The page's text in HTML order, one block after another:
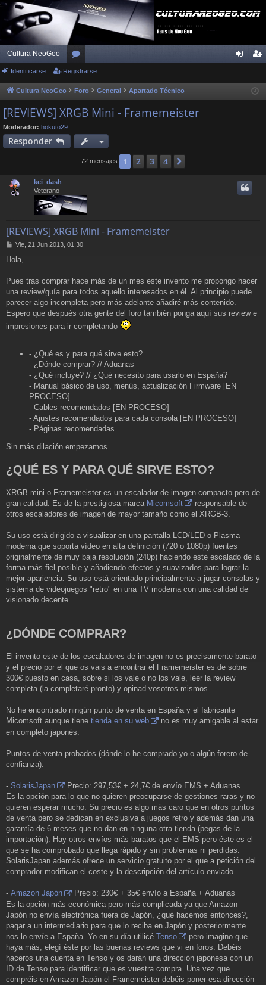
Cultura NeoGeo
or
os ist
Identificarse Registrarse
Cultura NeoGeo Foro General Apartado Técnico
[REVIEWS] XRGB Mini - Framemeister
Moderador: hokuto29
Responder
72 mensajes 1 2 3 4
kei_dash
Veterano
[REVIEWS] XRGB Mini - Framemeister
M
n
a
Vie, 21 Jun 2013, 01:30
Hola,
Pues tras comprar hace más de un mes este invento me propongo hacer
una review/guía para todos aquello interesados en él. Al principio puede
parecer algo incompleta pero más adelante añadiré más contenido.
Espero que después otra gente del foro también ponga aquí sus review e
impresiones para ir completando
- ¿Qué es y para qué sirve esto?
- ¿Dónde comprar? // Aduanas
- ¿Qué incluye? // ¿Qué necesito para usarlo en España?
- Manual básico de uso, menús, actualización Firmware [EN
PROCESO]
- Cables recomendados [EN PROCESO]
- Ajustes recomendados para cada consola [EN PROCESO]
- Páginas recomendadas
Sin más dilación empezamos...
¿QUÉ ES Y PARA QUÉ SIRVE ESTO?
XRGB mini o Framemeister es un escalador de imagen compacto pero de
gran calidad. Es de la prestigiosa marca Micomsoft
responsable de
otros escaladores de imagen de mayor tamaño como el XRGB-3.
Su uso está dirigido a visualizar en una pantalla LCD/LED o Plasma
moderna que soporta vídeo en alta definición (720 o 1080p) fuentes
originalmente de muy baja resolución (240p) haciendo este escalado de la
forma más fiel posible y añadiendo efectos y suavizados para lograr la
mejor apariencia. Su uso está orientado principalmente a jugar consolas y
sistema de videojuegos "retro" en una TV moderna con una calidad de
visionado decente.
¿DÓNDE COMPRAR?
El invento este de los escaladores de imagen no es precisamente barato
y el precio por el que os vais a encontrar el Framemeister es de sobre
300€ puesto en casa, sobre si los vale o no los vale, leer la review
completa (la completaré pronto) y opinad vosotros mismos.
No he encontrado ningún punto de venta en España y el fabricante
Micomsoft aunque tiene tienda en su web
no es muy amigable al estar
en completo japonés.
Puntos de venta probados (dónde lo he comprado yo o algún forero de
confianza):
- SolarisJapan
Precio: 297,53€ + 24,7€ de envío EMS + Aduanas
Es la opción para lo que no quieren preocuparse de gestiones raras y no
quieren esperar mucho. Su precio es algo más caro que en otros puntos
de venta pero se dedican en exclusiva a juegos retro y además dan una
garantía de 6 meses que no dan en ninguna otra tienda (pegas de la
importación). Hay otros envíos más baratos que el EMS pero éste es el
que se ha comprobado que llega rápido y sin problemas ni perdidas.
SolarisJapan además ofrece un servicio gratuito por el que a petición del
comprador modifican el coste y la descripción del artículo enviado.
- Amazon Japón
Precio: 230€ + 35€ envío a España + Aduanas
Es la opción más económica pero más complicada ya que Amazon
Japón no envía electrónica fuera de Japón, ¿qué hacemos entonces?,
pagar a un intermediario para que lo reciba en Japón y posteriormente
nos lo envíe a España. Yo en su día utilicé Tenso
pero imagino que
haya más, elegí éste por las buenas reviews que vi en foros. Debéis
haceros una cuenta en Tenso y os darán una dirección japonesa con un
ID de Tenso para identificar que es vuestra compra. Una vez que
compréis en Amazon Japón el Framemeister debéis poner esa dirección